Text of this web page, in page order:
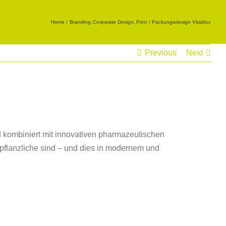
Home Branding Corporate Design Print Packungsdesign Vitaldoc
Previous Next
mit innovativen pharmazeutischen
sind – und dies in modernem und